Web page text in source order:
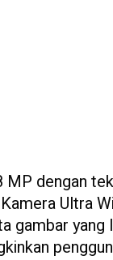
MP dengan
Ultra
gambar yang